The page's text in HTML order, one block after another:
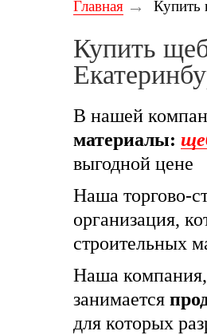
Главная Купить
Купить
В нашей
материалы:
выгодной цене
Наша торгово-
организация,
строительных
Наша компания,
занимается
для которых